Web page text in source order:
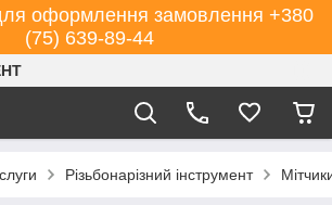
оформлення замовлення +380
(75) 639-89-44
Різьбонарізний інструмент